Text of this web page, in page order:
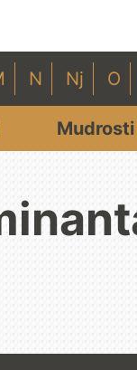
N Nj O
Mudrosti